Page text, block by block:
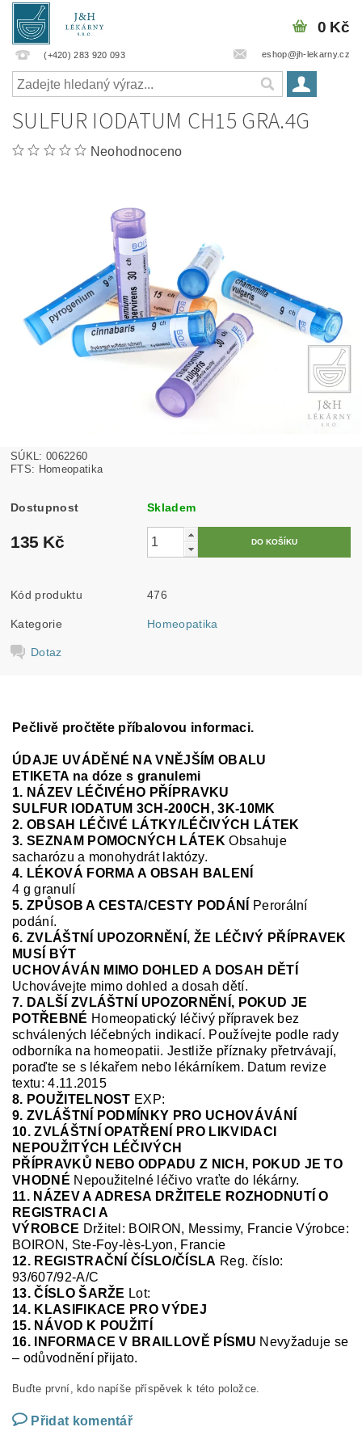
(+420) 283 920 093 eshop@jh-lekarny.cz
0 Kč
SULFUR IODATUM CH15 GRA.4G
Neohodnoceno
SÚKL: 0062260
FTS: Homeopatika
Dostupnost Skladem
135 Kč
Kód produktu 476
Kategorie Homeopatika
Dotaz
Pečlivě pročtěte příbalovou informaci.
ÚDAJE UVÁDĚNÉ NA VNĚJŠÍM OBALU
ETIKETA na dóze s granulemi
1. NÁZEV LÉČIVÉHO PŘÍPRAVKU
SULFUR IODATUM 3CH-200CH, 3K-10MK
2. OBSAH LÉČIVÉ LÁTKY/LÉČIVÝCH LÁTEK
3. SEZNAM POMOCNÝCH LÁTEK Obsahuje
sacharózu a monohydrát laktózy.
4. LÉKOVÁ FORMA A OBSAH BALENÍ
4 g granulí
5. ZPŮSOB A CESTA/CESTY PODÁNÍ
Perorální
podání.
6. ZVLÁŠTNÍ UPOZORNĚNÍ, ŽE LÉČIVÝ PŘÍPRAVEK
MUSÍ BÝT
UCHOVÁVÁN MIMO DOHLED A DOSAH DĚTÍ
Uchovávejte mimo dohled a dosah dětí.
7. DALŠÍ ZVLÁŠTNÍ UPOZORNĚNÍ, POKUD JE
POTŘEBNÉ Homeopatický léčivý přípravek bez
schválených léčebných indikací. Používejte podle rady
odborníka na homeopatii. Jestliže příznaky přetrvávají,
poraďte se s lékařem nebo lékárníkem. Datum revize
textu: 4.11.2015
8. POUŽITELNOST EXP:
9. ZVLÁŠTNÍ PODMÍNKY PRO UCHOVÁVÁNÍ
10. ZVLÁŠTNÍ OPATŘENÍ PRO LIKVIDACI
NEPOUŽITÝCH LÉČIVÝCH
PŘÍPRAVKŮ NEBO ODPADU Z NICH, POKUD JE TO
VHODNÉ Nepoužitelné léčivo vraťte do lékárny.
11. NÁZEV A ADRESA DRŽITELE ROZHODNUTÍ O
REGISTRACI A
VÝROBCE Držitel: BOIRON, Messimy, Francie Výrobce:
BOIRON, Ste-Foy-lès-Lyon, Francie
12. REGISTRAČNÍ ČÍSLO/ČÍSLA Reg. číslo:
93/607/92-A/C
13. ČÍSLO ŠARŽE Lot:
14. KLASIFIKACE PRO VÝDEJ
15. NÁVOD K POUŽITÍ
16. INFORMACE V BRAILLOVĚ PÍSMU Nevyžaduje se
– odůvodnění přijato.
Buďte první, kdo napíše příspěvek k této položce.
Přidat komentář